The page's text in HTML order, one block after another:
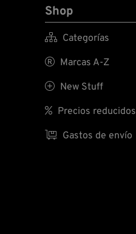
Shop
 Categorías
 Marcas A-Z
 New Stuff
 Precios reducidos
 Gastos de envío